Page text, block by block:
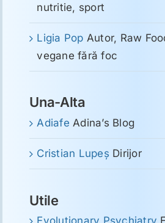
nutritie, sport
Ligia Pop Autor, Raw
vegane fără foc
Una-Alta
Adiafe Adina’s Blog
Cristian Lupeş Dirijor
Utile